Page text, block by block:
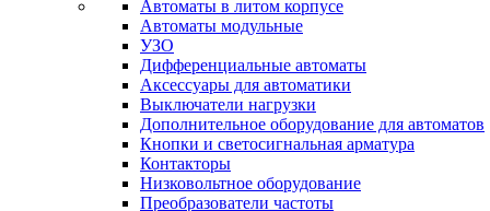
Автоматы в литом корпусе
Автоматы модульные
УЗО
Дифференциальные автоматы
Аксессуары для автоматики
Выключатели нагрузки
Дополнительное оборудование для автоматов
Кнопки и светосигнальная арматура
Контакторы
Низковольтное оборудование
Преобразователи частоты